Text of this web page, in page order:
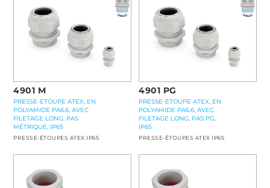
4901 M
PRESSE-ÉTOUPE ATEX, EN
POLYAMIDE PA6.6, AVEC
FILETAGE LONG, PAS
MÉTRIQUE, IP65
PRESSE-ÉTOUPES ATEX IP65
4901 PG
PRESSE-ÉTOUPE ATEX, EN
POLYAMIDE PA6.6, AVEC
FILETAGE LONG, PAS PG,
IP65
PRESSE-ÉTOUPES ATEX IP65